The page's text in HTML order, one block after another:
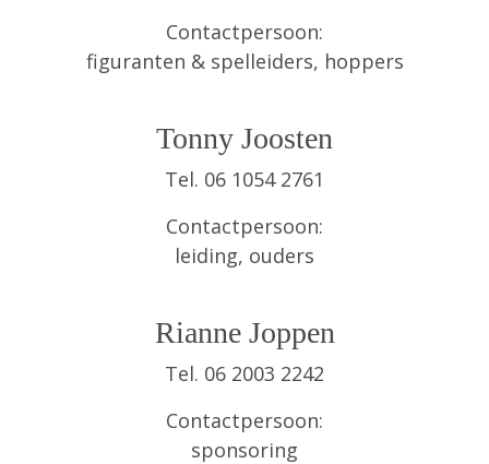
Contactpersoon:
figuranten & spelleiders, hoppers
Tonny Joosten
Tel. 06 1054 2761
Contactpersoon:
leiding, ouders
Rianne Joppen
Tel. 06 2003 2242
Contactpersoon:
sponsoring